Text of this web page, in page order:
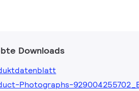
Downloads
Photographs-